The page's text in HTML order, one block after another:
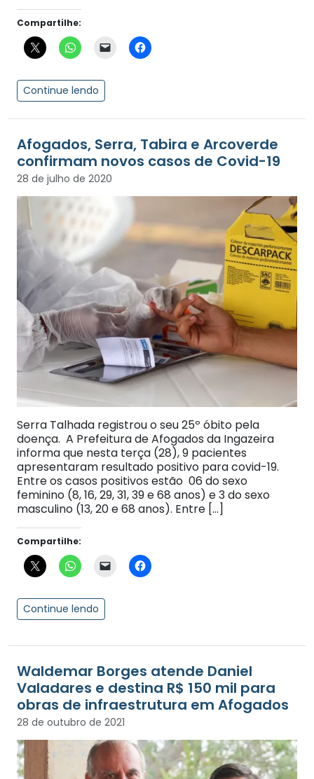
Compartilhe:
Continue lendo
Afogados, Serra, Tabira e Arcoverde
confirmam novos casos de Covid-19
28 de julho de 2020
Serra Talhada registrou o seu 25º óbito pela
doença. A Prefeitura de Afogados da Ingazeira
informa que nesta terça (28), 9 pacientes
apresentaram resultado positivo para covid-19.
Entre os casos positivos estão 06 do sexo
feminino (8, 16, 29, 31, 39 e 68 anos) e 3 do sexo
masculino (13, 20 e 68 anos). Entre […]
Compartilhe:
Continue lendo
Waldemar Borges atende Daniel
Valadares e destina R$ 150 mil para
obras de infraestrutura em Afogados
28 de outubro de 2021